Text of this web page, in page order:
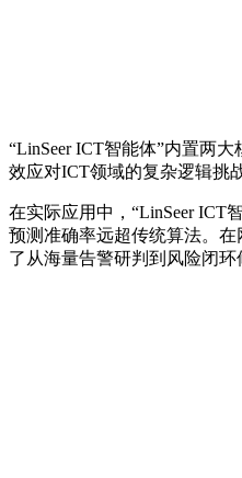
“LinSeer ICT智能体”内置两
效应对ICT领域的复杂逻辑挑
在实际应用中，“LinSeer ICT
预测准确率远超传统算法。
了从海量告警研判到风险闭